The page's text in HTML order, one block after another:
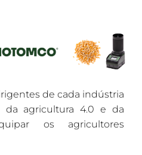
de cada indústria
da agricultura 4.0 e da
os agricultores